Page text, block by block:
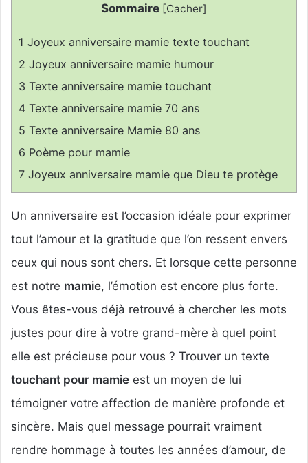
Sommaire [Cacher]
1 Joyeux anniversaire mamie texte touchant
2 Joyeux anniversaire mamie humour
3 Texte anniversaire mamie touchant
4 Texte anniversaire mamie 70 ans
5 Texte anniversaire Mamie 80 ans
6 Poème pour mamie
7 Joyeux anniversaire mamie que Dieu te protège
Un anniversaire est l’occasion idéale pour exprimer
tout l’amour et la gratitude que l’on ressent envers
ceux qui nous sont chers. Et lorsque cette personne
est notre mamie, l’émotion est encore plus forte.
Vous êtes-vous déjà retrouvé à chercher les mots
justes pour dire à votre grand-mère à quel point
elle est précieuse pour vous ? Trouver un texte
touchant pour mamie est un moyen de lui
témoigner votre affection de manière profonde et
sincère. Mais quel message pourrait vraiment
rendre hommage à toutes les années d’amour, de